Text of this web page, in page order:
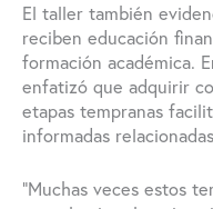
El taller también
reciben educación
formación académica.
enfatizó que adquirir
etapas tempranas
informadas
“Muchas veces estos